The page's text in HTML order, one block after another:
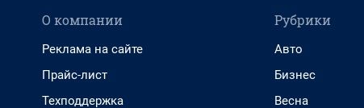
О компании
Реклама на сайте
Прайс-лист
Техподдержка
Рубрики
Авто
Бизнес
Весна